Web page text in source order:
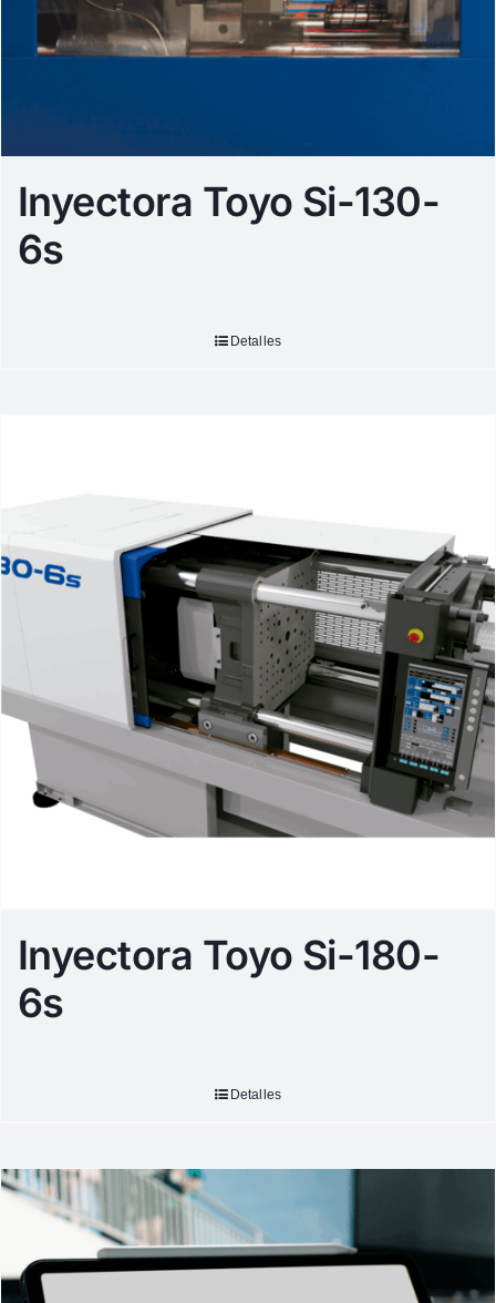
Inyectora Toyo Si-130-
6s
Detalles
Inyectora Toyo Si-180-
6s
Detalles